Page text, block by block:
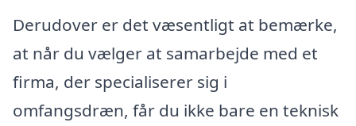
Derudover er det væsentligt at bemærke,
at når du vælger at samarbejde med et
firma, der specialiserer sig i
omfangsdræn, får du ikke bare en teknisk